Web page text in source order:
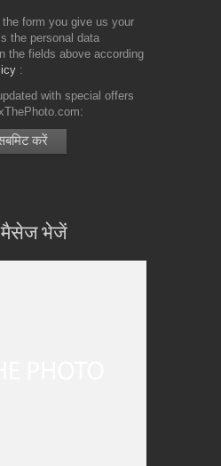
form you give us your
the personal data
the fields above according
with special offers
मैसेज भेजें